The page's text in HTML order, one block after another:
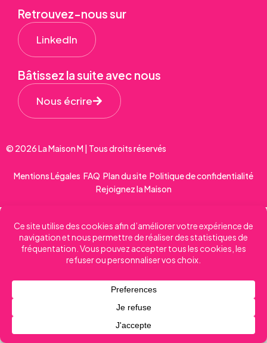
Retrouvez-nous sur
LinkedIn
Bâtissez la suite avec nous
Nous écrire
© 2026 La Maison M | Tous droits réservés
Mentions Légales FAQ Plan du site Politique de confidentialité
Rejoignez la Maison